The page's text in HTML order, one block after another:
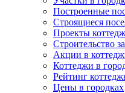
Построенные
Строящиеся
Проекты
Строительство
Акции в
Коттеджи в
Рейтинг
Цены в городках